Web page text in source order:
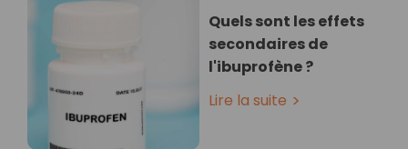
Quels sont les effets
secondaires de
l'ibuprofène ?
Lire la suite